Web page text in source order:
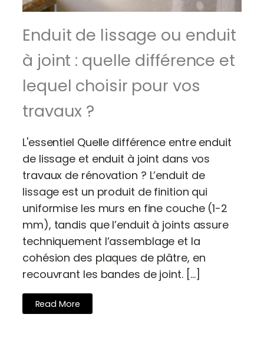
Enduit de lissage ou enduit
à joint : quelle différence et
lequel choisir pour vos
travaux ?
L'essentiel Quelle différence entre enduit
de lissage et enduit à joint dans vos
travaux de rénovation ? L’enduit de
lissage est un produit de finition qui
uniformise les murs en fine couche (1-2
mm), tandis que l’enduit à joints assure
techniquement l’assemblage et la
cohésion des plaques de plâtre, en
recouvrant les bandes de joint. […]
Read More